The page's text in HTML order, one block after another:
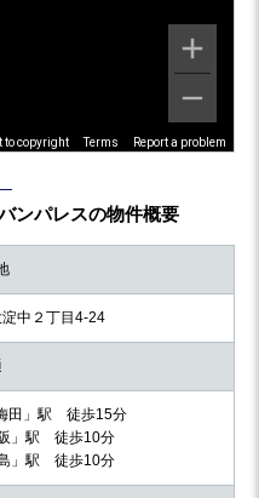
to copyright Terms Report a problem
ンパレスの物件概要
中２丁目4-24
田」駅 徒歩15分
」駅 徒歩10分
」駅 徒歩10分